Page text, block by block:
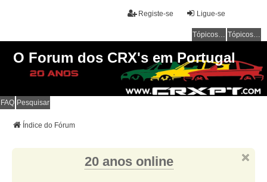
Ligue-se
Registe-se
Tópicos sem resposta Tópicos ativos
O Forum dos CRX's em Portugal
FAQ Pesquisar
Índice do Fórum
20 anos online